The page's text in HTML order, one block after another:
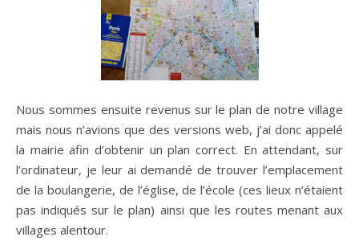
Nous sommes ensuite revenus sur le plan de notre village
mais nous n’avions que des versions web, j’ai donc appelé
la mairie afin d’obtenir un plan correct. En attendant, sur
l’ordinateur, je leur ai demandé de trouver l’emplacement
de la boulangerie, de l’église, de l’école (ces lieux n’étaient
pas indiqués sur le plan) ainsi que les routes menant aux
villages alentour.